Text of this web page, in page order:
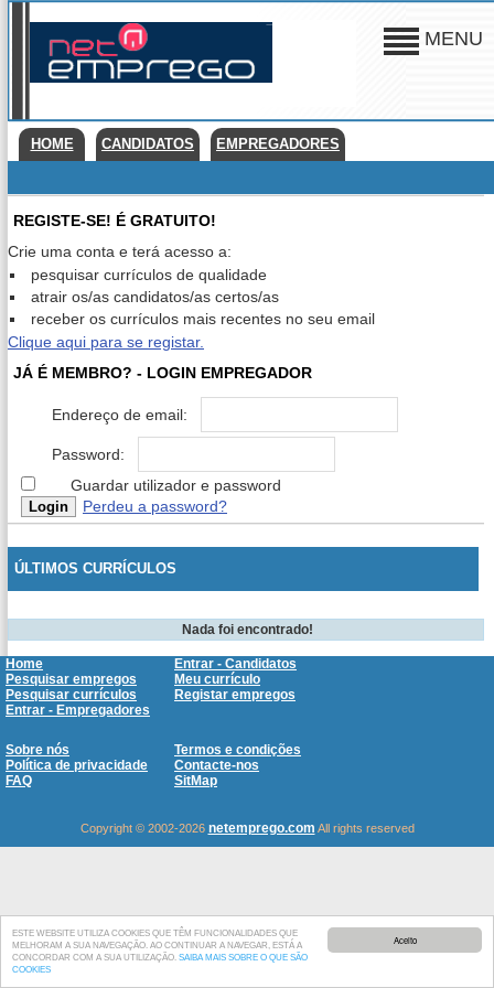
Aceito
ESTE WEBSITE UTILIZA COOKIES QUE TÊM FUNCIONALIDADES QUE
MELHORAM A SUA NAVEGAÇÃO. AO CONTINUAR A NAVEGAR, ESTÁ A
CONCORDAR COM A SUA UTILIZAÇÃO. SAIBA MAIS SOBRE O QUE SÃO
COOKIES
MENU
HOME CANDIDATOS EMPREGADORES
REGISTE-SE! É GRATUITO!
Crie uma conta e terá acesso a:
pesquisar currículos de qualidade
atrair os/as candidatos/as certos/as
receber os currículos mais recentes no seu email
Clique aqui para se registar.
JÁ É MEMBRO? - LOGIN EMPREGADOR
Endereço de email:
Password:
Guardar utilizador e password
Perdeu a password?
ÚLTIMOS CURRÍCULOS
Nada foi encontrado!
Home
Entrar - Candidatos
Pesquisar empregos
Meu currículo
Pesquisar currículos
Registar empregos
Entrar - Empregadores
Sobre nós
Termos e condições
Política de privacidade
Contacte-nos
FAQ
SitMap
Copyright © 2002-2026 netemprego.com All rights reserved